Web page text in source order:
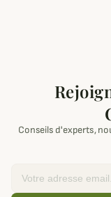
Conseils d'experts,